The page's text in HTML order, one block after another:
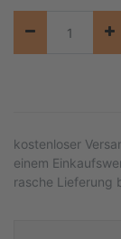
kostenloser
einem
rasche Lieferung